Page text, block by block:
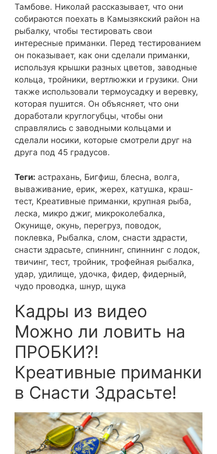
Тамбове. Николай рассказывает, что они
собираются поехать в Камызякский район на
рыбалку, чтобы тестировать свои
интересные приманки. Перед тестированием
он показывает, как они сделали приманки,
используя крышки разных цветов, заводные
кольца, тройники, вертлюжки и грузики. Они
также использовали термоусадку и веревку,
которая пушится. Он объясняет, что они
доработали круглогубцы, чтобы они
справлялись с заводными кольцами и
сделали носики, которые смотрели друг на
друга под 45 градусов.
Теги: астрахань, Бигфиш, блесна, волга,
вываживание, ерик, жерех, катушка, краш-
тест, Креативные приманки, крупная рыба,
леска, микро джиг, микроколебалка,
Окунище, окунь, перегруз, поводок,
поклевка, Рыбалка, слом, снасти здрасти,
снасти здрасьте, спиннинг, спиннинг с лодок,
твичинг, тест, тройник, трофейная рыбалка,
удар, удилище, удочка, фидер, фидерный,
чудо проводка, шнур, щука
Кадры из видео
Можно ли ловить на
ПРОБКИ?!
Креативные приманки
в Снасти Здрасьте!